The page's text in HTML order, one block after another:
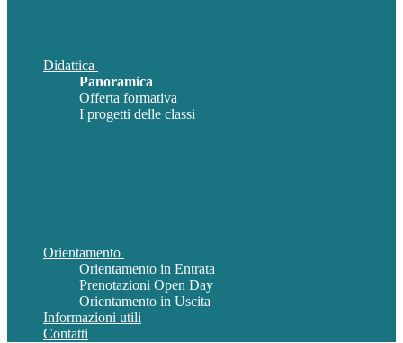
Didattica
Panoramica
Offerta formativa
I progetti delle classi
Orientamento
Orientamento in Entrata
Prenotazioni Open Day
Orientamento in Uscita
Informazioni utili
Contatti